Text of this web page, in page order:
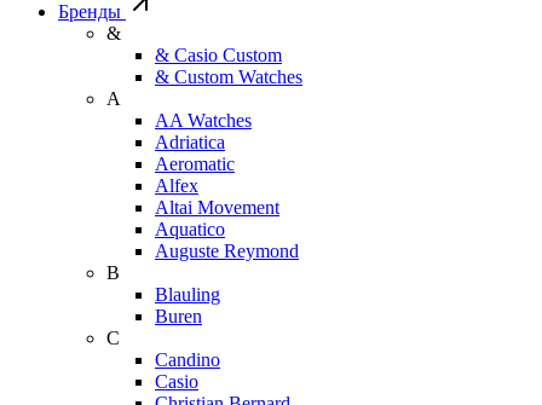
Бренды
&
& Casio Custom
& Custom Watches
A
AA Watches
Adriatica
Aeromatic
Alfex
Altai Movement
Aquatico
Auguste Reymond
B
Blauling
Buren
C
Candino
Casio